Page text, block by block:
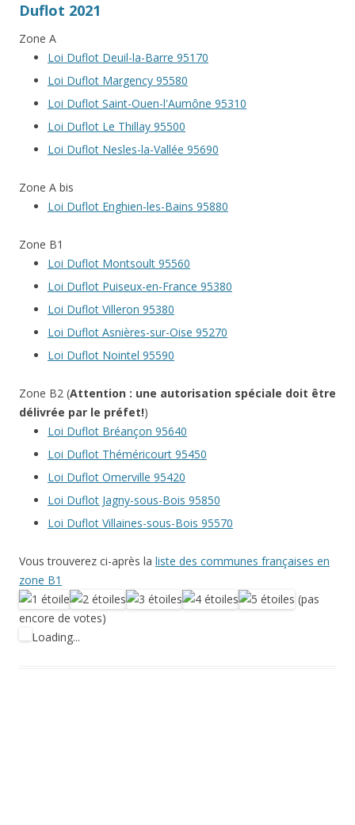
Duflot 2021
Zone A
Loi Duflot Deuil-la-Barre 95170
Loi Duflot Margency 95580
Loi Duflot Saint-Ouen-l'Aumône 95310
Loi Duflot Le Thillay 95500
Loi Duflot Nesles-la-Vallée 95690
Zone A bis
Loi Duflot Enghien-les-Bains 95880
Zone B1
Loi Duflot Montsoult 95560
Loi Duflot Puiseux-en-France 95380
Loi Duflot Villeron 95380
Loi Duflot Asnières-sur-Oise 95270
Loi Duflot Nointel 95590
Zone B2 (Attention : une autorisation spéciale doit être
délivrée par le préfet!)
Loi Duflot Bréançon 95640
Loi Duflot Théméricourt 95450
Loi Duflot Omerville 95420
Loi Duflot Jagny-sous-Bois 95850
Loi Duflot Villaines-sous-Bois 95570
Vous trouverez ci-après la liste des communes françaises en
zone B1
(pas
encore de votes)
Loading...